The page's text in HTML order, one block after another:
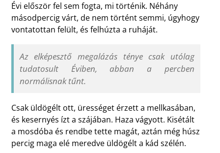
Évi először fel sem fogta, mi történik. Néhány
másodpercig várt, de nem történt semmi, úgyhogy
vontatottan felült, és felhúzta a ruháját.
Az elképesztő megalázás ténye csak utólag
tudatosult Éviben, abban a percben
normálisnak tűnt.
Csak üldögélt ott, ürességet érzett a mellkasában,
és kesernyés ízt a szájában. Haza vágyott. Kisétált
a mosdóba és rendbe tette magát, aztán még húsz
percig maga elé meredve üldögélt a kád szélén.